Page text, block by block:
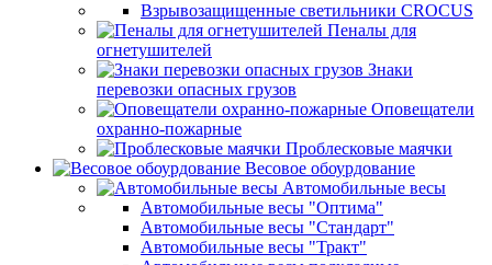
Взрывозащищенные светильники CROCUS
Пеналы для
огнетушителей
Знаки
перевозки опасных грузов
Оповещатели
охранно-пожарные
Проблесковые маячки
Весовое обоурдование
Автомобильные весы
Автомобильные весы "Оптима"
Автомобильные весы "Стандарт"
Автомобильные весы "Тракт"